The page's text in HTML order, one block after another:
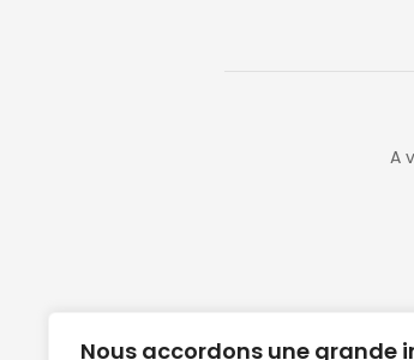
Nous accordons une grande
A